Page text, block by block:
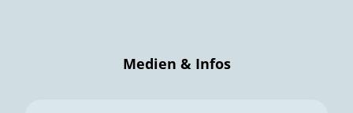
Medien & Infos